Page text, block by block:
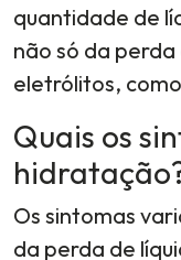
quantidade de
não só da
eletrólitos,
Quais os
Os sintomas
da perda de